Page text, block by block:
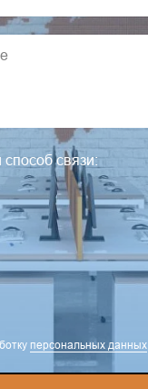
связи:
персональных данных